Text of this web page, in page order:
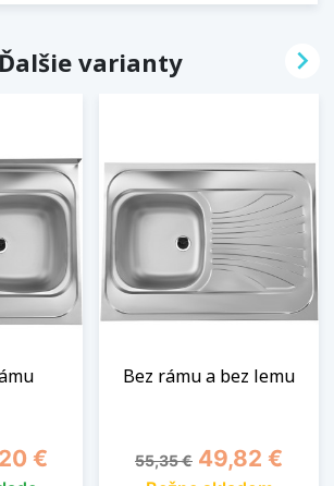
Ďalšie varianty
€
Bez rámu a bez lemu
Základná cena
55,35 € Cena
49,82 €
